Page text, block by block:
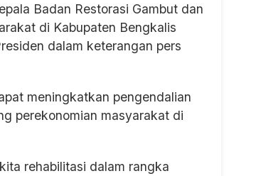
Badan Restorasi Gambut dan
di Kabupaten Bengkalis
dalam keterangan pers
meningkatkan pengendalian
perekonomian masyarakat di
rehabilitasi dalam rangka